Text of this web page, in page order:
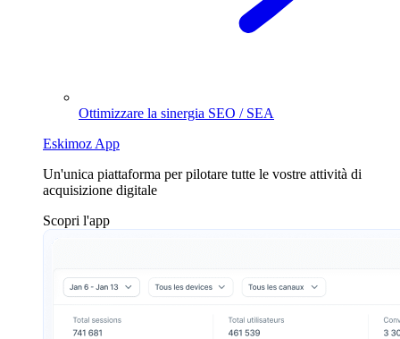
Ottimizzare la sinergia SEO / SEA
Eskimoz App
Un'unica piattaforma per pilotare tutte le vostre attività di
acquisizione digitale
Scopri l'app